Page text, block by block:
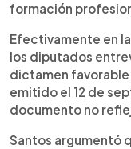
formación
Efectivamente en
los diputados
dictamen favorable
emitido el 12 de
documento no
Santos argumentó